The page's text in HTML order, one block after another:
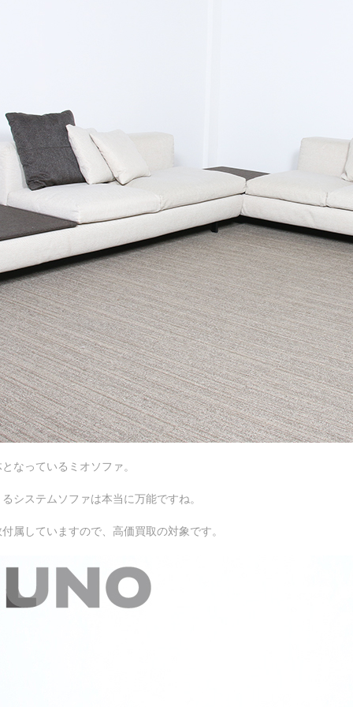
なっているミオソファ。
システムソファは本当に万能ですね。
属していますので、高価買取の対象です。